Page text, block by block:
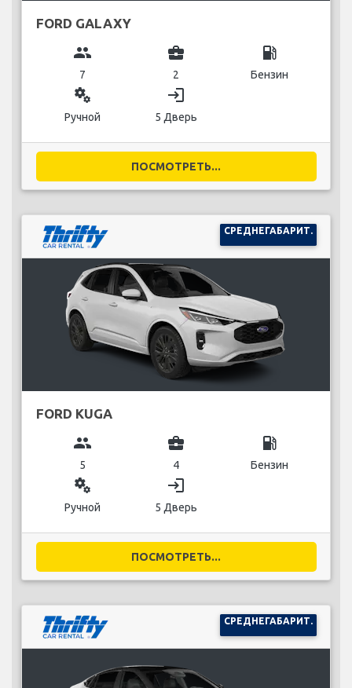
FORD GALAXY
group
7
business_center
2
local_gas_station
Бензин
miscellaneous_services
Ручной
login
5 Дверь
ПОСМОТРЕТЬ...
СРЕДНЕГАБАРИТ.
FORD KUGA
group
5
business_center
4
local_gas_station
Бензин
miscellaneous_services
Ручной
login
5 Дверь
ПОСМОТРЕТЬ...
СРЕДНЕГАБАРИТ.